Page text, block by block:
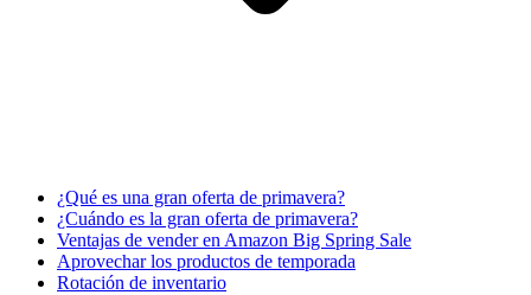
¿Qué es una gran oferta de primavera?
¿Cuándo es la gran oferta de primavera?
Ventajas de vender en Amazon Big Spring Sale
Aprovechar los productos de temporada
Rotación de inventario